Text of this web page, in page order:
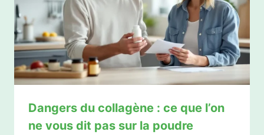
Dangers du collagène : ce que l’on
ne vous dit pas sur la poudre